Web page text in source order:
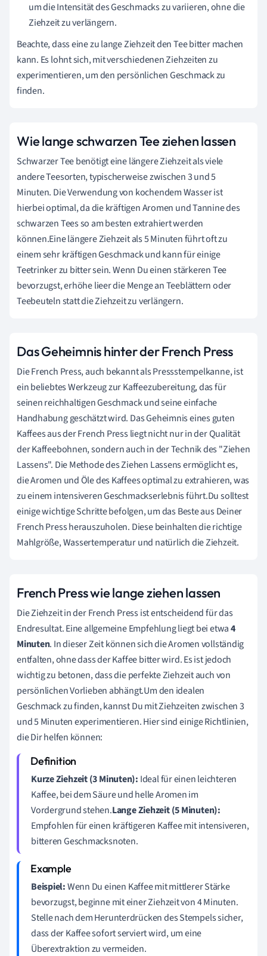
um die Intensität des Geschmacks zu variieren, ohne die
Ziehzeit zu verlängern.
Beachte, dass eine zu lange Ziehzeit den Tee bitter machen
kann. Es lohnt sich, mit verschiedenen Ziehzeiten zu
experimentieren, um den persönlichen Geschmack zu
finden.
Wie lange schwarzen Tee ziehen lassen
Schwarzer Tee benötigt eine längere Ziehzeit als viele
andere Teesorten, typischerweise zwischen 3 und 5
Minuten. Die Verwendung von kochendem Wasser ist
hierbei optimal, da die kräftigen Aromen und Tannine des
schwarzen Tees so am besten extrahiert werden
können.Eine längere Ziehzeit als 5 Minuten führt oft zu
einem sehr kräftigen Geschmack und kann für einige
Teetrinker zu bitter sein. Wenn Du einen stärkeren Tee
bevorzugst, erhöhe lieer die Menge an Teeblättern oder
Teebeuteln statt die Ziehzeit zu verlängern.
Das Geheimnis hinter der French Press
Die French Press, auch bekannt als Pressstempelkanne, ist
ein beliebtes Werkzeug zur Kaffeezubereitung, das für
seinen reichhaltigen Geschmack und seine einfache
Handhabung geschätzt wird. Das Geheimnis eines guten
Kaffees aus der French Press liegt nicht nur in der Qualität
der Kaffeebohnen, sondern auch in der Technik des "Ziehen
Lassens". Die Methode des Ziehen Lassens ermöglicht es,
die Aromen und Öle des Kaffees optimal zu extrahieren, was
zu einem intensiveren Geschmackserlebnis führt.Du solltest
einige wichtige Schritte befolgen, um das Beste aus Deiner
French Press herauszuholen. Diese beinhalten die richtige
Mahlgröße, Wassertemperatur und natürlich die Ziehzeit.
French Press wie lange ziehen lassen
Die Ziehzeit in der French Press ist entscheidend für das
Endresultat. Eine allgemeine Empfehlung liegt bei etwa4
Minuten. In dieser Zeit können sich die Aromen vollständig
entfalten, ohne dass der Kaffee bitter wird. Es ist jedoch
wichtig zu betonen, dass die perfekte Ziehzeit auch von
persönlichen Vorlieben abhängt.Um den idealen
Geschmack zu finden, kannst Du mit Ziehzeiten zwischen 3
und 5 Minuten experimentieren. Hier sind einige Richtlinien,
die Dir helfen können:
Kurze Ziehzeit (3 Minuten): Ideal für einen leichteren
Kaffee, bei dem Säure und helle Aromen im
Vordergrund stehen.Lange Ziehzeit (5 Minuten):
Empfohlen für einen kräftigeren Kaffee mit intensiveren,
bitteren Geschmacksnoten.
Beispiel:Wenn Du einen Kaffee mit mittlerer Stärke
bevorzugst, beginne mit einer Ziehzeit von 4 Minuten.
Stelle nach dem Herunterdrücken des Stempels sicher,
dass der Kaffee sofort serviert wird, um eine
Überextraktion zu vermeiden.